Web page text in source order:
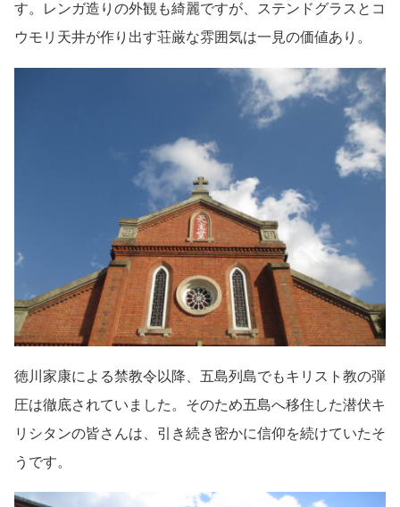
す。レンガ造りの外観も綺麗ですが、ステンドグラスとコ
ウモリ天井が作り出す荘厳な雰囲気は一見の価値あり。
徳川家康による禁教令以降、五島列島でもキリスト教の弾
圧は徹底されていました。そのため五島へ移住した潜伏キ
リシタンの皆さんは、引き続き密かに信仰を続けていたそ
うです。